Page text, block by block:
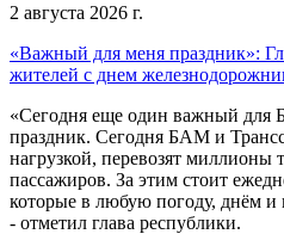
2 августа 2026 г.
«Важный для меня праздник»:
жителей с днем
«Сегодня еще один важный для
праздник. Сегодня БАМ и
нагрузкой, перевозят
пассажиров. За этим стоит
которые в любую погоду, днём
- отметил глава республики.